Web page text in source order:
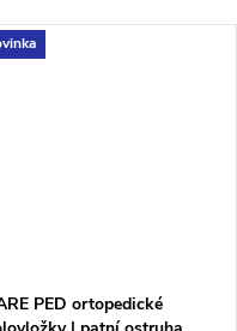
PED ortopedické